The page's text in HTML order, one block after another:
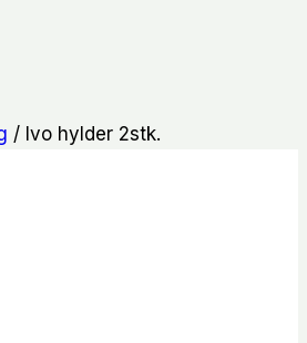
/ Ivo hylder 2stk.